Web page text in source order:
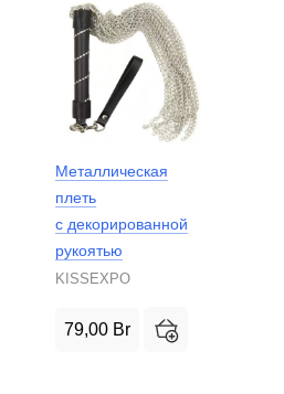
Металлическая
плеть
с декорированной
рукоятью
KISSEXPO
79,00 Br